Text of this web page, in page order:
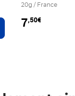
au panier
20g / France
7,50€